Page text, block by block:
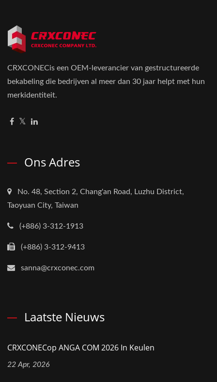
CRXCONECis een OEM-leverancier van gestructureerde
bekabeling die bedrijven al meer dan 30 jaar helpt met hun
merkidentiteit.
Ons Adres
No. 48, Section 2, Chang'an Road, Luzhu District,
Taoyuan City, Taiwan
(+886) 3-312-1913
(+886) 3-312-9413
sanna@crxconec.com
Laatste Nieuws
CRXCONECop ANGA COM 2026 In Keulen
22 Apr, 2026